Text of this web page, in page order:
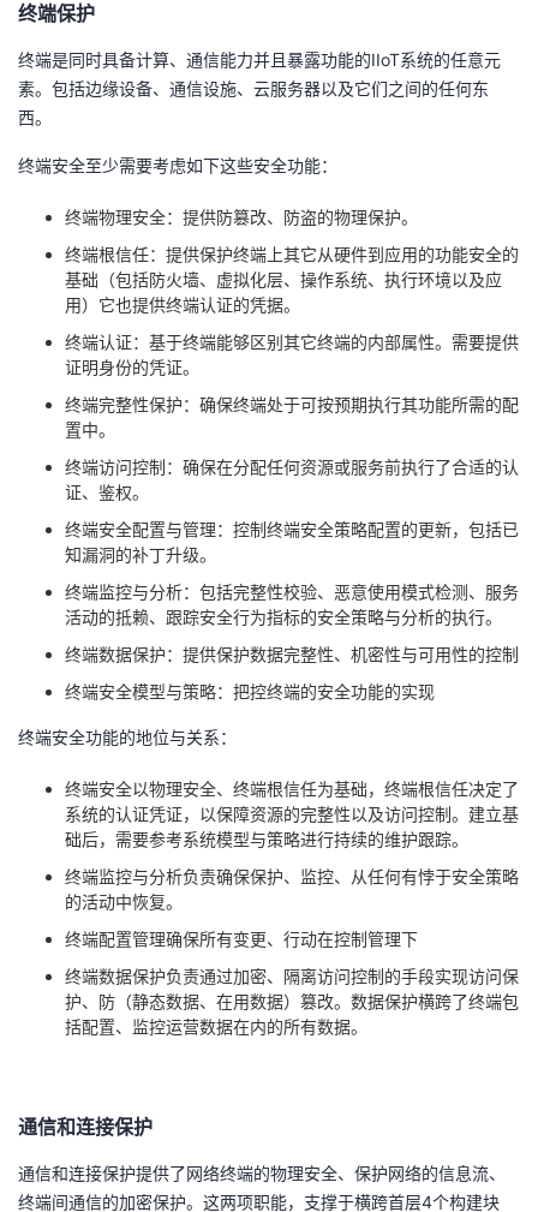
终端保护
终端是同时具备计算、通信能力并且暴露功能的IIoT系统的任意元
素。包括边缘设备、通信设施、云服务器以及它们之间的任何东
西。
终端安全至少需要考虑如下这些安全功能：
终端物理安全：提供防篡改、防盗的物理保护。
终端根信任：提供保护终端上其它从硬件到应用的功能安全的
基础（包括防火墙、虚拟化层、操作系统、执行环境以及应
用）它也提供终端认证的凭据。
终端认证：基于终端能够区别其它终端的内部属性。需要提供
证明身份的凭证。
终端完整性保护：确保终端处于可按预期执行其功能所需的配
置中。
终端访问控制：确保在分配任何资源或服务前执行了合适的认
证、鉴权。
终端安全配置与管理：控制终端安全策略配置的更新，包括已
知漏洞的补丁升级。
终端监控与分析：包括完整性校验、恶意使用模式检测、服务
活动的抵赖、跟踪安全行为指标的安全策略与分析的执行。
终端数据保护：提供保护数据完整性、机密性与可用性的控制
终端安全模型与策略：把控终端的安全功能的实现
终端安全功能的地位与关系：
终端安全以物理安全、终端根信任为基础，终端根信任决定了
系统的认证凭证，以保障资源的完整性以及访问控制。建立基
础后，需要参考系统模型与策略进行持续的维护跟踪。
终端监控与分析负责确保保护、监控、从任何有悖于安全策略
的活动中恢复。
终端配置管理确保所有变更、行动在控制管理下
终端数据保护负责通过加密、隔离访问控制的手段实现访问保
护、防（静态数据、在用数据）篡改。数据保护横跨了终端包
括配置、监控运营数据在内的所有数据。
通信和连接保护
通信和连接保护提供了网络终端的物理安全、保护网络的信息流、
终端间通信的加密保护。这两项职能，支撑于横跨首层4个构建块